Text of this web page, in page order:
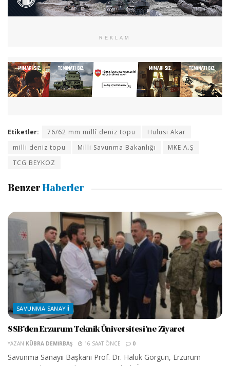
REKLAM
Etiketler: 76/62 mm millî deniz topu
Hulusi Akar
milli deniz topu
Milli Savunma Bakanlığı
MKE A.Ş
TCG BEYKOZ
Benzer Haberler
SAVUNMA SANAYII
SSB’den Erzurum Teknik Üniversitesi’ne Ziyaret
YAZAN KÜBRA DEMIRBAŞ 16 SAAT ÖNCE 0
Savunma Sanayii Başkanı Prof. Dr. Haluk Görgün, Erzurum